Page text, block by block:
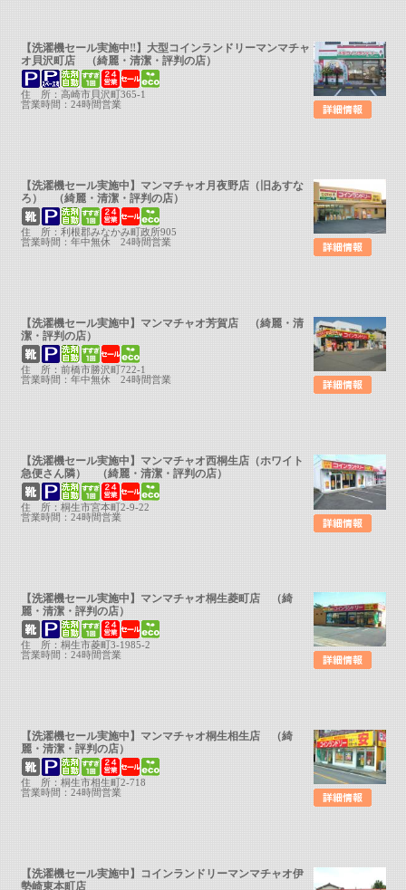
【洗濯機セール実施中‼】大型コインランドリーマンマチャ
オ貝沢町店 （綺麗・清潔・評判の店）
住 所：高崎市貝沢町365-1
営業時間：24時間営業
【洗濯機セール実施中】マンマチャオ月夜野店（旧あすな
ろ） （綺麗・清潔・評判の店）
住 所：利根郡みなかみ町政所905
営業時間：年中無休 24時間営業
【洗濯機セール実施中】マンマチャオ芳賀店 （綺麗・清
潔・評判の店）
住 所：前橋市勝沢町722-1
営業時間：年中無休 24時間営業
【洗濯機セール実施中】マンマチャオ西桐生店（ホワイト
急便さん隣） （綺麗・清潔・評判の店）
住 所：桐生市宮本町2-9-22
営業時間：24時間営業
【洗濯機セール実施中】マンマチャオ桐生菱町店 （綺
麗・清潔・評判の店）
住 所：桐生市菱町3-1985-2
営業時間：24時間営業
【洗濯機セール実施中】マンマチャオ桐生相生店 （綺
麗・清潔・評判の店）
住 所：桐生市相生町2-718
営業時間：24時間営業
【洗濯機セール実施中】コインランドリーマンマチャオ伊
勢崎東本町店